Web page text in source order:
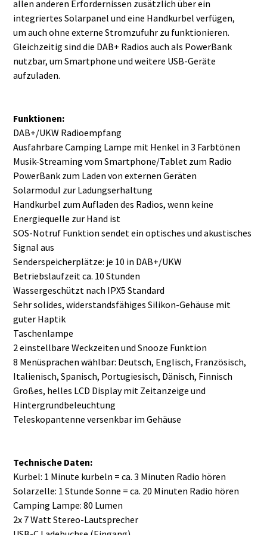
allen anderen Erfordernissen zusätzlich über ein
integriertes Solarpanel und eine Handkurbel verfügen,
um auch ohne externe Stromzufuhr zu funktionieren.
Gleichzeitig sind die DAB+ Radios auch als PowerBank
nutzbar, um Smartphone und weitere USB-Geräte
aufzuladen.
Funktionen:
DAB+/UKW Radioempfang
Ausfahrbare Camping Lampe mit Henkel in 3 Farbtönen
Musik-Streaming vom Smartphone/Tablet zum Radio
PowerBank zum Laden von externen Geräten
Solarmodul zur Ladungserhaltung
Handkurbel zum Aufladen des Radios, wenn keine
Energiequelle zur Hand ist
SOS-Notruf Funktion sendet ein optisches und akustisches
Signal aus
Senderspeicherplätze: je 10 in DAB+/UKW
Betriebslaufzeit ca. 10 Stunden
Wassergeschützt nach IPX5 Standard
Sehr solides, widerstandsfähiges Silikon-Gehäuse mit
guter Haptik
Taschenlampe
2 einstellbare Weckzeiten und Snooze Funktion
8 Menüsprachen wählbar: Deutsch, Englisch, Französisch,
Italienisch, Spanisch, Portugiesisch, Dänisch, Finnisch
Großes, helles LCD Display mit Zeitanzeige und
Hintergrundbeleuchtung
Teleskopantenne versenkbar im Gehäuse
Technische Daten:
Kurbel: 1 Minute kurbeln = ca. 3 Minuten Radio hören
Solarzelle: 1 Stunde Sonne = ca. 20 Minuten Radio hören
Camping Lampe: 80 Lumen
2x 7 Watt Stereo-Lautsprecher